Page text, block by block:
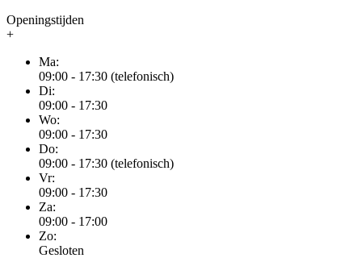
Openingstijden
+
Ma:
09:00 - 17:30 (telefonisch)
Di:
09:00 - 17:30
Wo:
09:00 - 17:30
Do:
09:00 - 17:30 (telefonisch)
Vr:
09:00 - 17:30
Za:
09:00 - 17:00
Zo:
Gesloten